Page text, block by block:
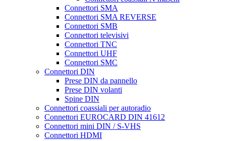
Connettori SMA
Connettori SMA REVERSE
Connettori SMB
Connettori televisivi
Connettori TNC
Connettori UHF
Connettori SMC
Connettori DIN
Prese DIN da pannello
Prese DIN volanti
Spine DIN
Connettori coassiali per autoradio
Connettori EUROCARD DIN 41612
Connettori mini DIN / S-VHS
Connettori HDMI